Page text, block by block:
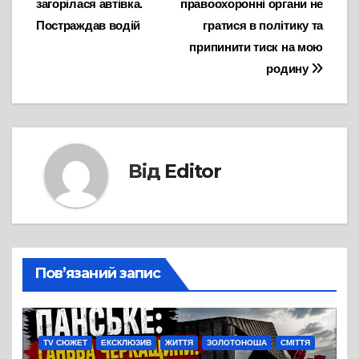
записів
правоохоронні органи не
гратися в політику та
припинити тиск на мою
родину
загорілася автівка.
Постраждав водій
Від Editor
Пов’язаний запис
TV СЮЖЕТ ЕКСКЛЮЗИВ ЖИТТЯ ЗОЛОТОНОША СМІТТЯ